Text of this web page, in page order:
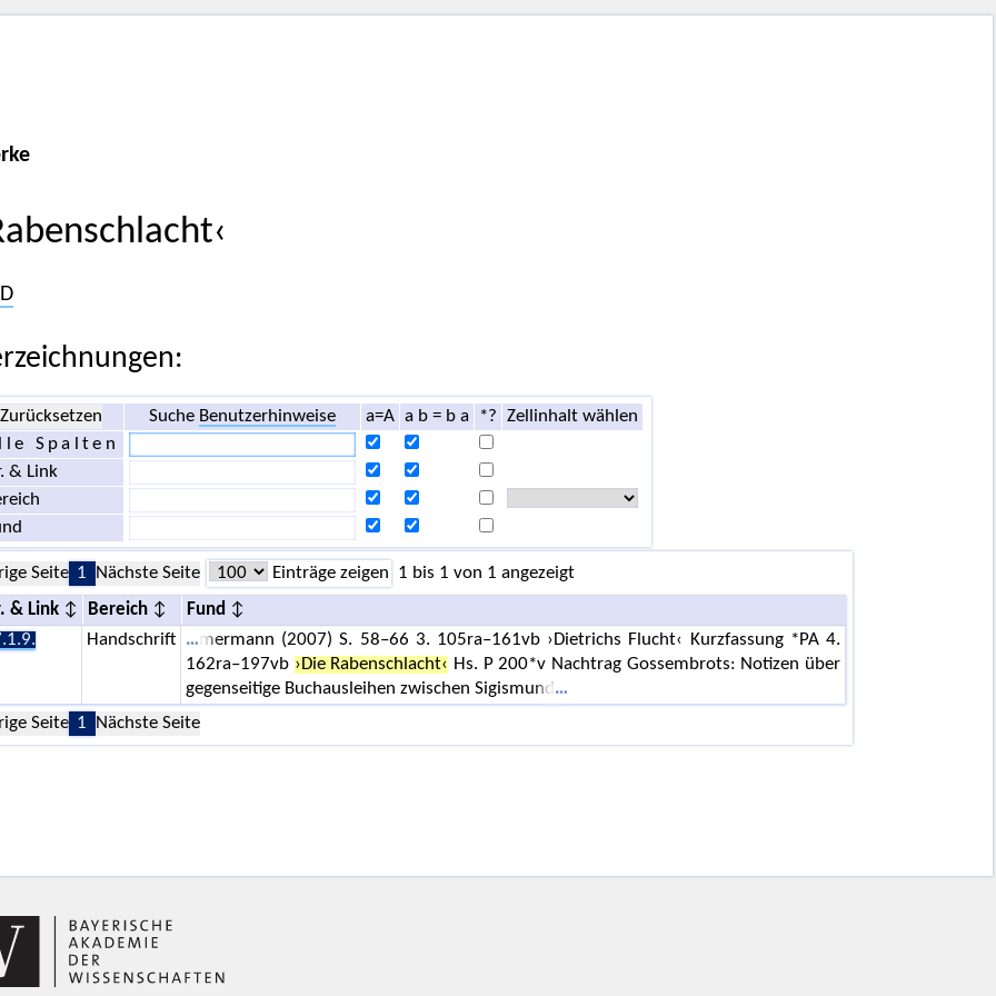
Zurücksetzen Suche Benutzerhinweise a=A a b = b a *?
Zellinhalt wählen
Spalten
& Link
Seite 1 Nächste Seite Einträge zeigen 1 bis 1 von 1 angezeigt
& Link Bereich
Fund
Handschrift
mermann (2007) S. 58–66 3. 105ra–161vb ›Dietrichs Flucht‹ Kurzfassung *PA 4.
162ra–197vb ›Die Rabenschlacht‹ Hs. P 200*v Nachtrag Gossembrots: Notizen über
gegenseitige Buchausleihen zwischen Sigismund
Seite 1 Nächste Seite